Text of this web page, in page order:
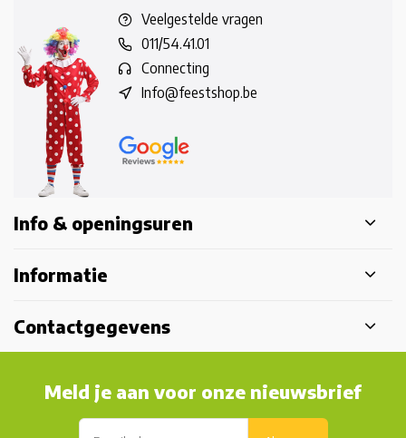
Veelgestelde vragen
011/54.41.01
Connecting
Info@feestshop.be
Info & openingsuren
Informatie
Contactgegevens
Meld je aan voor onze nieuwsbrief